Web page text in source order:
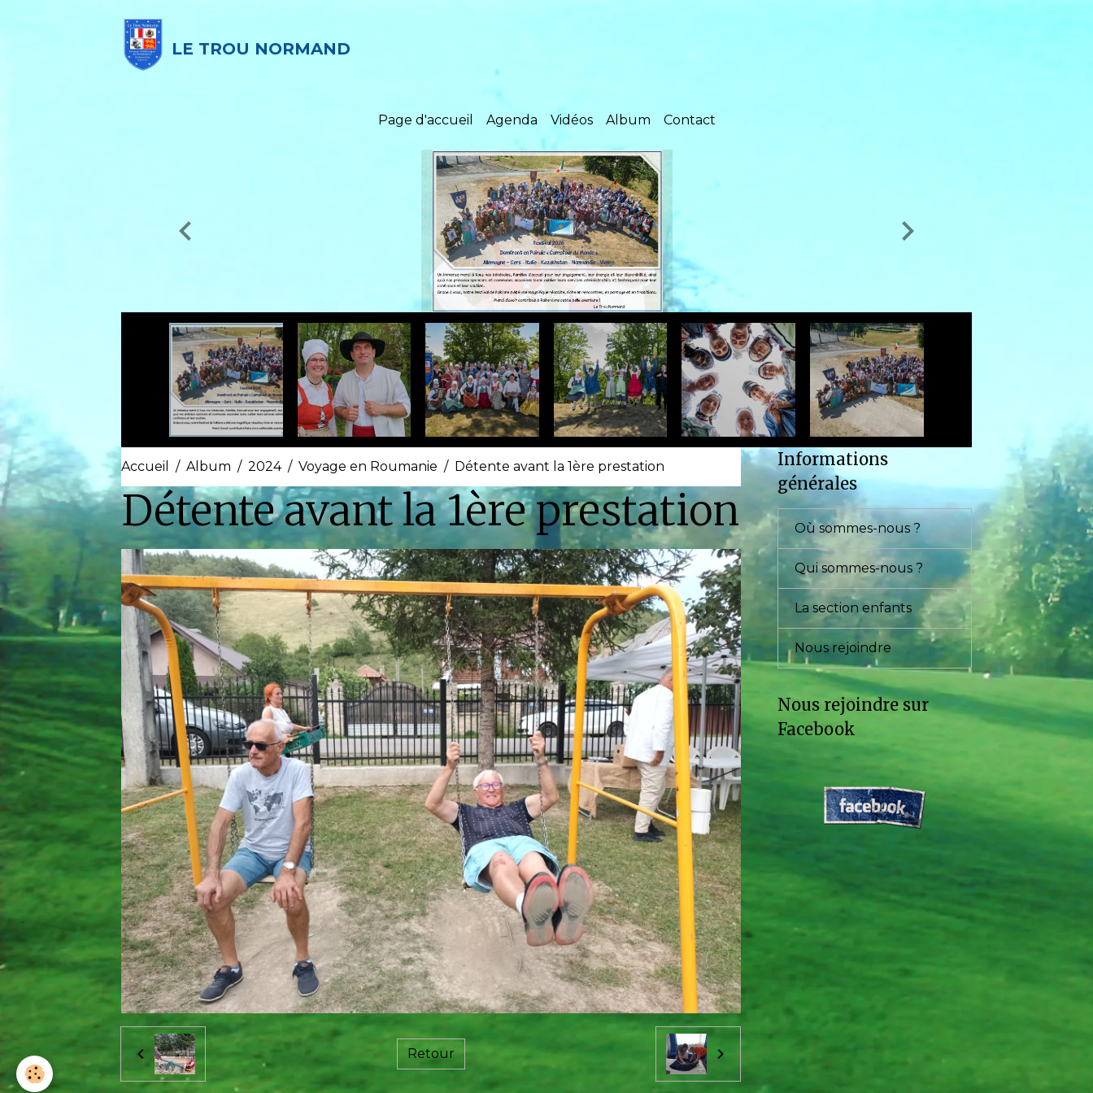
LE TROU NORMAND
Page d'accueil Agenda Vidéos Album Contact
Nos co-présidents
Accueil Album 2024 Voyage en Roumanie Détente avant la 1ère prestation
Détente avant la 1ère prestation
Retour
Informations
générales
Où sommes-nous ?
Qui sommes-nous ?
La section enfants
Nous rejoindre
Nous rejoindre sur
Facebook